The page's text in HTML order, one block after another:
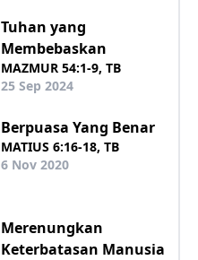
Tuhan yang
Membebaskan
MAZMUR 54:1-9, TB
25 Sep 2024
Berpuasa Yang Benar
MATIUS 6:16-18, TB
6 Nov 2020
Merenungkan
Keterbatasan Manusia